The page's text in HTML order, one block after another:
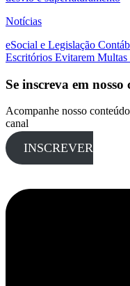
Notícias
eSocial e Legislação
Escritórios Evitarem
Se inscreva em
Acompanhe nosso
canal
INSCREVER